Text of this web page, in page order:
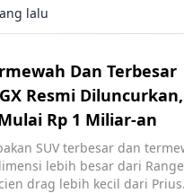
lalu
Dan Terbesar
Resmi Diluncurkan,
Rp 1 Miliar-an
SUV terbesar dan
lebih besar dari
drag lebih kecil dari Prius.